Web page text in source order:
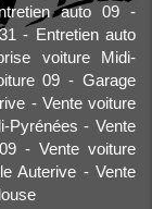
auto 09
Entretien auto
voiture Midi-
09
Garage
Vente voiture
Pyrénées
Vente
Vente voiture
Auterive
Vente